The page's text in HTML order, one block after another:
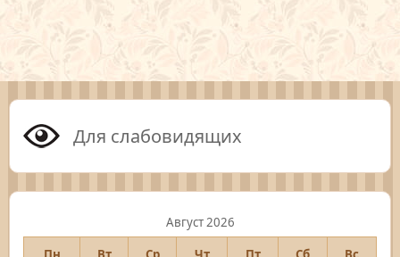
Для слабовидящих
Август 2026